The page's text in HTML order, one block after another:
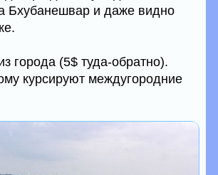
Бхубанешвар и даже видно
города (5$ туда-обратно).
курсируют междугородние